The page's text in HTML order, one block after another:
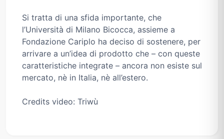
Si tratta di una sfida importante, che
l’Università di Milano Bicocca, assieme a
Fondazione Cariplo ha deciso di sostenere, per
arrivare a un’idea di prodotto che – con queste
caratteristiche integrate – ancora non esiste sul
mercato, nè in Italia, nè all’estero.
Credits video: Triwù